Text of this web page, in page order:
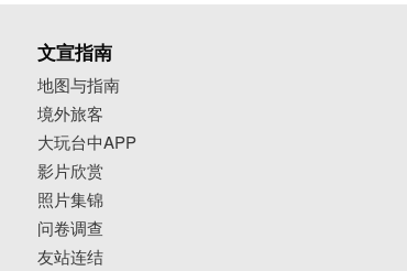
文宣指南
地图与指南
境外旅客
大玩台中APP
影片欣赏
照片集锦
问卷调查
友站连结